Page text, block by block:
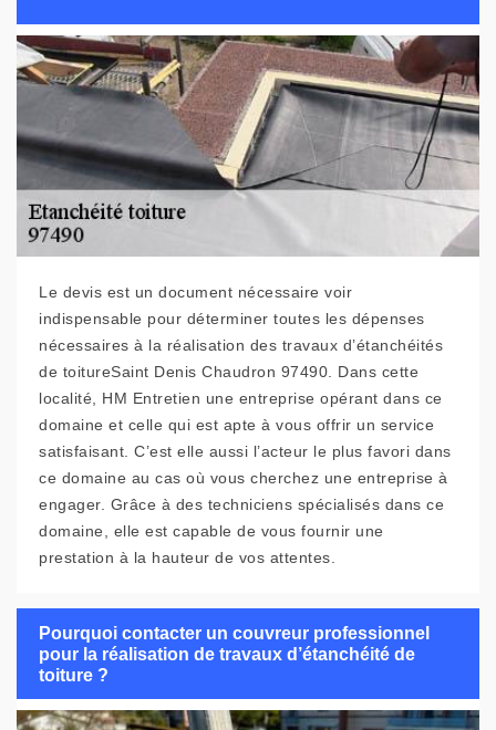
Le devis est un document nécessaire voir
indispensable pour déterminer toutes les dépenses
nécessaires à la réalisation des travaux d’étanchéités
de toitureSaint Denis Chaudron 97490. Dans cette
localité, HM Entretien une entreprise opérant dans ce
domaine et celle qui est apte à vous offrir un service
satisfaisant. C’est elle aussi l’acteur le plus favori dans
ce domaine au cas où vous cherchez une entreprise à
engager. Grâce à des techniciens spécialisés dans ce
domaine, elle est capable de vous fournir une
prestation à la hauteur de vos attentes.
Pourquoi contacter un couvreur professionnel
pour la réalisation de travaux d’étanchéité de
toiture ?